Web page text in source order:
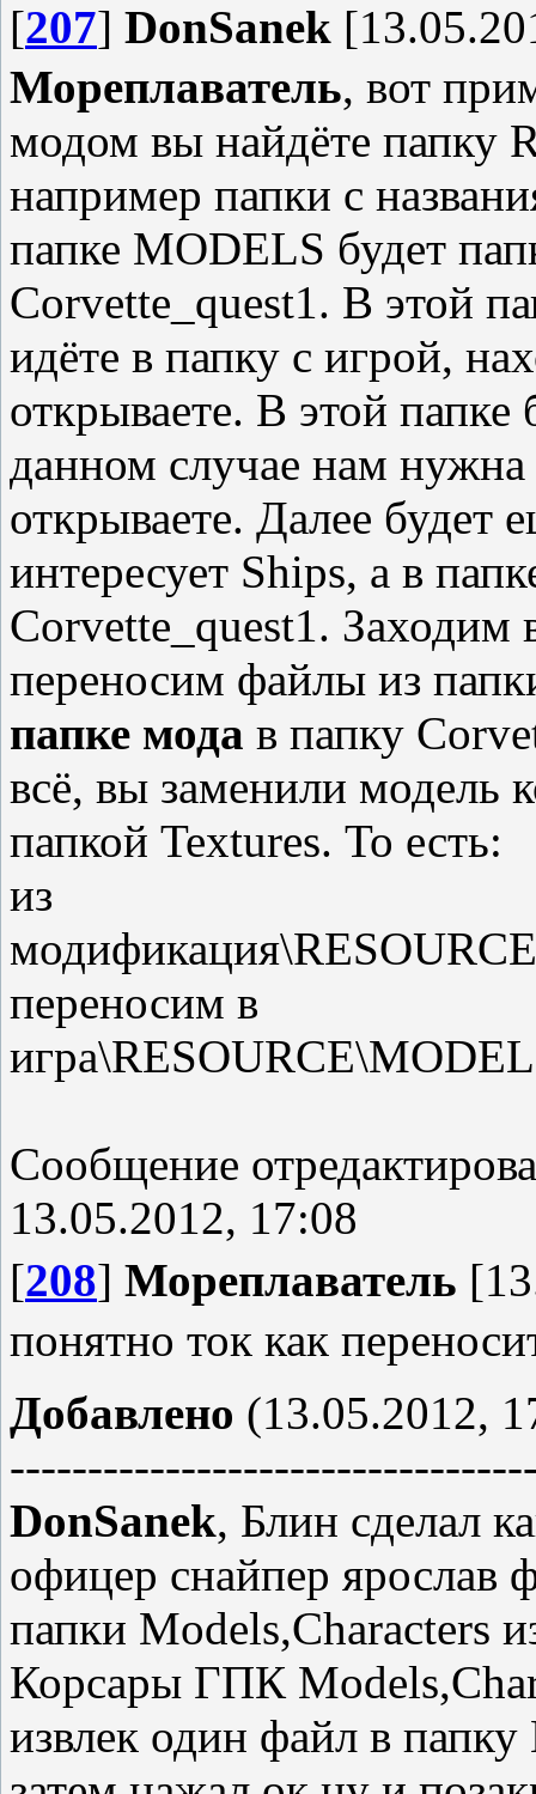
[207] DonSanek
Мореплаватель, вот
модом вы найдёте папку
например папки с
папке MODELS будет
Corvette_quest1. В этой
идёте в папку с игрой,
открываете. В этой папке
данном случае нам
открываете. Далее будет
интересует Ships, а в
Corvette_quest1. Заходим
переносим файлы из
папке мода в папку
всё, вы заменили модель
папкой Textures. То есть:
из
переносим в
Сообщение
13.05.2012, 17:08
[208] Мореплаватель
понятно ток как
Добавлено (13.05.2012,
DonSanek, Блин сделал
офицер снайпер ярослав
папки Models,Characters
Корсары ГПК
извлек один файл в